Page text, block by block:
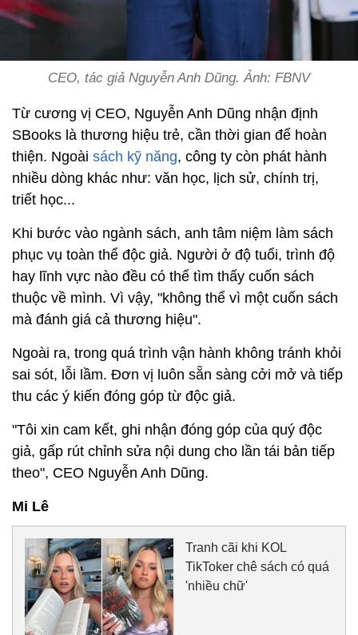
CEO, tác giả Nguyễn Anh Dũng. Ảnh: FBNV
Từ cương vị CEO, Nguyễn Anh Dũng nhận định
SBooks là thương hiệu trẻ, cần thời gian để hoàn
thiện. Ngoài sách kỹ năng, công ty còn phát hành
nhiều dòng khác như: văn học, lịch sử, chính trị,
triết học...
Khi bước vào ngành sách, anh tâm niệm làm sách
phục vụ toàn thể độc giả. Người ở độ tuổi, trình độ
hay lĩnh vực nào đều có thể tìm thấy cuốn sách
thuộc về mình. Vì vậy, "không thể vì một cuốn sách
mà đánh giá cả thương hiệu".
Ngoài ra, trong quá trình vận hành không tránh khỏi
sai sót, lỗi lầm. Đơn vị luôn sẵn sàng cởi mở và tiếp
thu các ý kiến đóng góp từ độc giả.
"Tôi xin cam kết, ghi nhận đóng góp của quý độc
giả, gấp rút chỉnh sửa nội dung cho lần tái bản tiếp
theo", CEO Nguyễn Anh Dũng.
Mi Lê
Tranh cãi khi KOL
TikToker chê sách có quá
'nhiều chữ'